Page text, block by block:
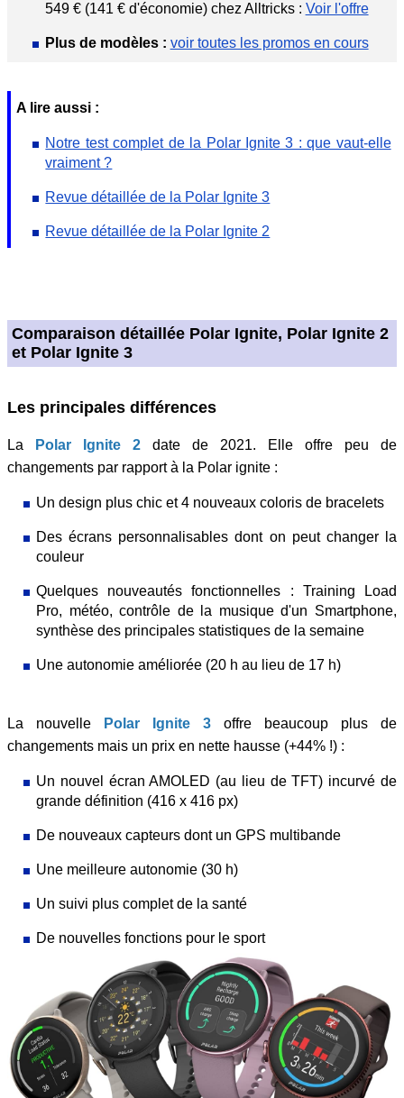
549 € (141 € d'économie) chez Alltricks : Voir l'offre
Plus de modèles : voir toutes les promos en cours
A lire aussi :
Notre test complet de la Polar Ignite 3 : que vaut-elle
vraiment ?
Revue détaillée de la Polar Ignite 3
Revue détaillée de la Polar Ignite 2
Comparaison détaillée Polar Ignite, Polar Ignite 2
et Polar Ignite 3
Les principales différences
La Polar Ignite 2 date de 2021. Elle offre peu de
changements par rapport à la Polar ignite :
Un design plus chic et 4 nouveaux coloris de bracelets
Des écrans personnalisables dont on peut changer la
couleur
Quelques nouveautés fonctionnelles : Training Load
Pro, météo, contrôle de la musique d'un Smartphone,
synthèse des principales statistiques de la semaine
Une autonomie améliorée (20 h au lieu de 17 h)
La nouvelle Polar Ignite 3 offre beaucoup plus de
changements mais un prix en nette hausse (+44% !) :
Un nouvel écran AMOLED (au lieu de TFT) incurvé de
grande définition (416 x 416 px)
De nouveaux capteurs dont un GPS multibande
Une meilleure autonomie (30 h)
Un suivi plus complet de la santé
De nouvelles fonctions pour le sport